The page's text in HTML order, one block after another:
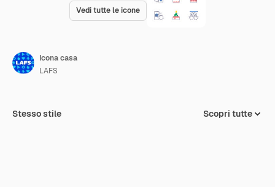
Vedi tutte le icone
Icona casa
LAFS
Stesso stile Scopri tutte